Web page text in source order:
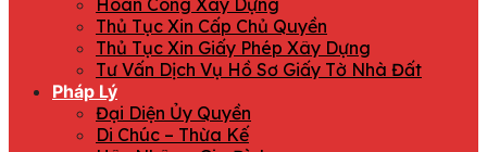
Hoàn Công Xây Dựng
Thủ Tục Xin Cấp Chủ Quyền
Thủ Tục Xin Giấy Phép Xây Dựng
Tư Vấn Dịch Vụ Hồ Sơ Giấy Tờ Nhà Đất
Pháp Lý
Đại Diện Ủy Quyền
Di Chúc – Thừa Kế